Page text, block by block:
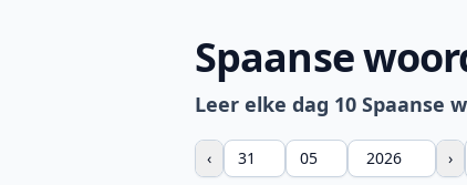
Spaanse
Leer elke dag 10 Spaanse
‹ ›